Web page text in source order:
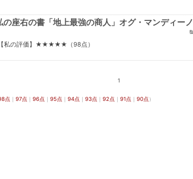
の座右の書「地上最強の商人」オグ・マンディーノ
【私の評価】★★★★★（98点）
1
点 ｜ 97点 ｜ 96点 ｜ 95点 ｜ 94点 ｜ 93点 ｜ 92点 ｜ 91点 ｜ 90点 ）